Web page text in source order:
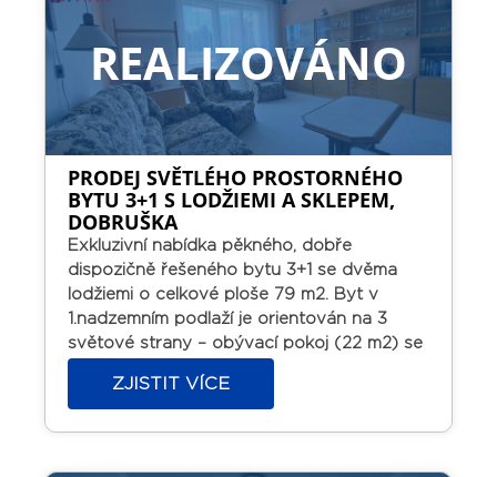
vestavěnými skříněmi na míru. Byt se
nachází v oblíbené lokalitě u parku
Zahrádky, v místě veškerá občanská
vybavenost. Nájem 28 000 Kč + poplatky
4200 Kč + přepis elektřiny na nájemce.
Provize RK 28 000 Kč plus DPH. K dispozici
ihned. Prosím, bez domácích mazlíčků.
REALIZOVÁNO
PRODEJ SVĚTLÉHO PROSTORNÉHO
BYTU 3+1 S LODŽIEMI A SKLEPEM,
DOBRUŠKA
Exkluzivní nabídka pěkného, dobře
dispozičně řešeného bytu 3+1 se dvěma
lodžiemi o celkové ploše 79 m2. Byt v
1.nadzemním podlaží je orientován na 3
světové strany – obývací pokoj (22 m2) se
zasklenou lodžií a ložnice (16 m2) s lodžií na
J, ložnice (16 m2) na západ a kuchyň na
sever.V ložnici jsou velkorysé úložné
ZJISTIT VÍCE